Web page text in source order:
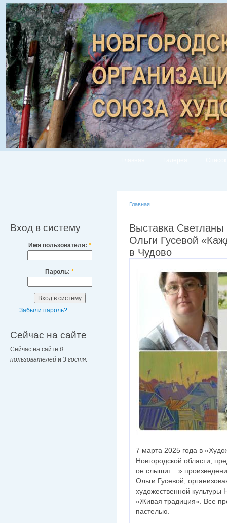
Вход в систему
Имя пользователя: *
Пароль: *
Забыли пароль?
Сейчас на сайте
Сейчас на сайте 0
пользователей и 3 гостя
Главная
Выставка
Ольги Гусевой
в Чудово
7 марта 2025 года в
Новгородской области,
он слышит…»
Ольги Гусевой,
художественной
«Живая традиция». Все
пастелью.